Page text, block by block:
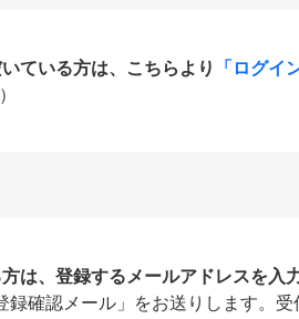
ている方は、こちらより 「ログイ
は、登録するメールアドレスを入
確認メール」をお送りします。